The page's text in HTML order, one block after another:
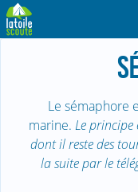
Le sémaphore
marine. Le principe
dont il reste des
la suite par le